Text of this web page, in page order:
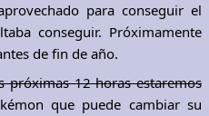
para conseguir el
conseguir. Próximamente
de fin de año.
próximas 12 horas estaremos
que puede cambiar su